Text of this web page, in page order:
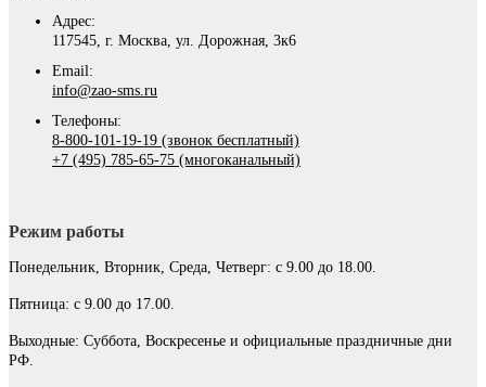
Адрес:
117545, г. Москва, ул. Дорожная, 3к6
Email:
info@zao-sms.ru
Телефоны:
8-800-101-19-19 (звонок бесплатный)
+7 (495) 785-65-75 (многоканальный)
Режим работы
Понедельник, Вторник, Среда, Четверг: с 9.00 до 18.00.
Пятница: с 9.00 до 17.00.
Выходные: Суббота, Воскресенье и официальные праздничные дни
РФ.